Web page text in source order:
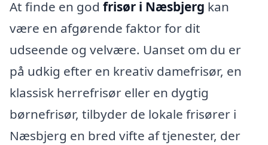
At finde en god frisør i Næsbjerg kan
være en afgørende faktor for dit
udseende og velvære. Uanset om du er
på udkig efter en kreativ damefrisør, en
klassisk herrefrisør eller en dygtig
børnefrisør, tilbyder de lokale frisører i
Næsbjerg en bred vifte af tjenester, der